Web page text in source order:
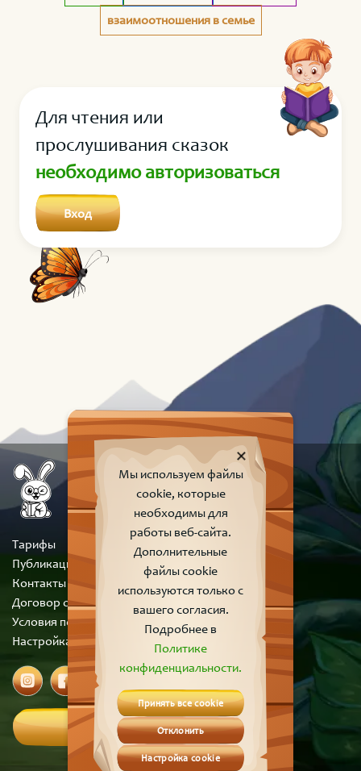
взаимоотношения в семье
Для чтения или
прослушивания сказок
необходимо авторизоваться
Вход
Тарифы
Публикации
Контакты
Договор оферты
Условия пользования сайтом
Настройка cookie
Вход
Мы используем файлы
cookie, которые
необходимы для
работы веб-сайта.
Дополнительные
файлы cookie
используются только с
вашего согласия.
Подробнее в
Политике
конфиденциальности.
Принять все cookie
Отклонить
Настройка cookie